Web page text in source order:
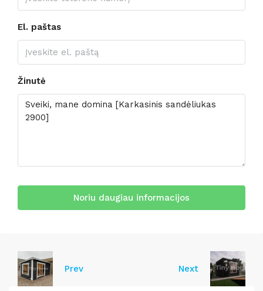
El. paštas
Žinutė
Noriu daugiau informacijos
Prev Next